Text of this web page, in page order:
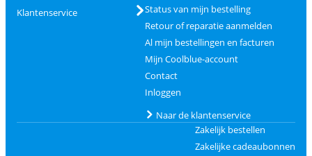
Klantenservice
Status van mijn bestelling
Retour of reparatie aanmelden
Al mijn bestellingen en facturen
Mijn Coolblue-account
Contact
Inloggen
Naar de klantenservice
Zakelijk bestellen
Zakelijke cadeaubonnen